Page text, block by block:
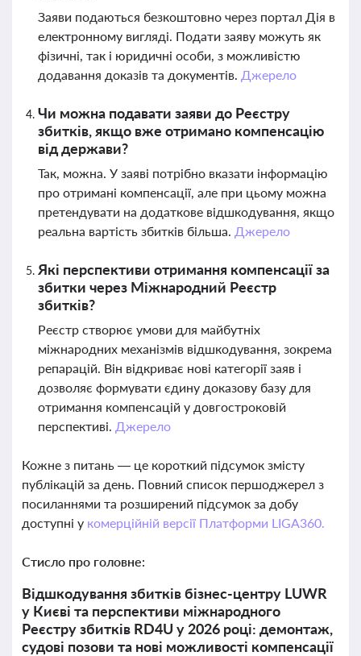
Заяви подаються безкоштовно через портал Дія в
електронному вигляді. Подати заяву можуть як
фізичні, так і юридичні особи, з можливістю
додавання доказів та документів. Джерело
Чи можна подавати заяви до Реєстру
збитків, якщо вже отримано компенсацію
від держави?
Так, можна. У заяві потрібно вказати інформацію
про отримані компенсації, але при цьому можна
претендувати на додаткове відшкодування, якщо
реальна вартість збитків більша. Джерело
Які перспективи отримання компенсації за
збитки через Міжнародний Реєстр
збитків?
Реєстр створює умови для майбутніх
міжнародних механізмів відшкодування, зокрема
репарацій. Він відкриває нові категорії заяв і
дозволяє формувати єдину доказову базу для
отримання компенсацій у довгостроковій
перспективі. Джерело
Кожне з питань — це короткий підсумок змісту
публікацій за день. Повний список першоджерел з
посиланнями та розширений підсумок за добу
доступні у комерційній версії Платформи LIGA360.
Стисло про головне:
Відшкодування збитків бізнес-центру LUWR
у Києві та перспективи міжнародного
Реєстру збитків RD4U у 2026 році: демонтаж,
судові позови та нові можливості компенсації